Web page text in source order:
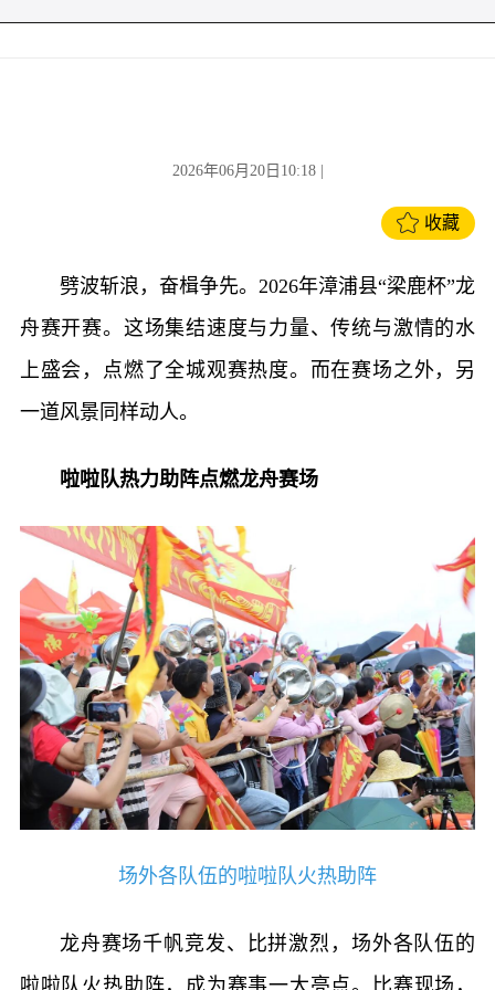
2026年06月20日10:18|
收藏
劈波斩浪，奋楫争先。2026年漳浦县“梁鹿杯”龙
舟赛开赛。这场集结速度与力量、传统与激情的水
上盛会，点燃了全城观赛热度。而在赛场之外，另
一道风景同样动人。
啦啦队热力助阵点燃龙舟赛场
场外各队伍的啦啦队火热助阵
龙舟赛场千帆竞发、比拼激烈，场外各队伍的
啦啦队火热助阵，成为赛事一大亮点。比赛现场，